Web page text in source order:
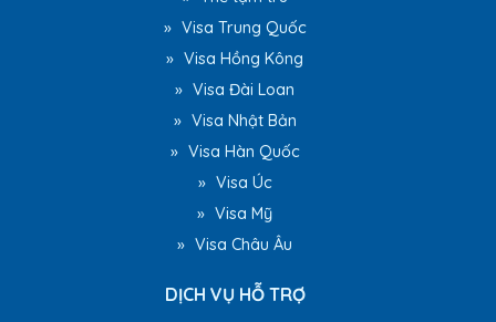
» Visa Trung Quốc
» Visa Hồng Kông
» Visa Đài Loan
» Visa Nhật Bản
» Visa Hàn Quốc
» Visa Úc
» Visa Mỹ
» Visa Châu Âu
DỊCH VỤ HỖ TRỢ